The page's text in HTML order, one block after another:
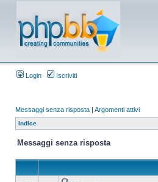
Login Iscriviti
Messaggi senza risposta | Argomenti attivi
Indice
Messaggi senza risposta